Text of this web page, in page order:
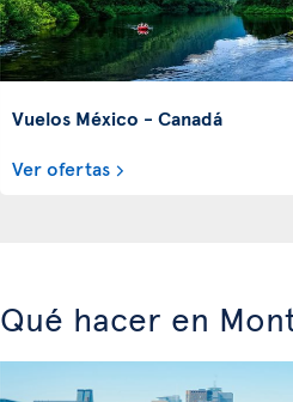
Vuelos México - Canadá
Ver ofertas
Qué hacer en